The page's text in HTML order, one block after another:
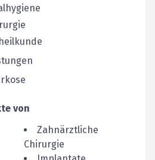
von
Zahnärztliche
Chirurgie